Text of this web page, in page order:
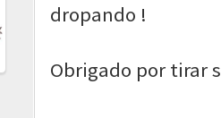
dropando !
Obrigado por tirar